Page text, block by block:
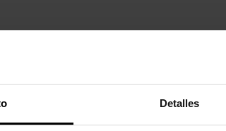
Detalles
também compraram: